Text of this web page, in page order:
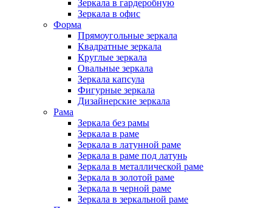
Зеркала в гардеробную
Зеркала в офис
Форма
Прямоугольные зеркала
Квадратные зеркала
Круглые зеркала
Овальные зеркала
Зеркала капсула
Фигурные зеркала
Дизайнерские зеркала
Рама
Зеркала без рамы
Зеркала в раме
Зеркала в латунной раме
Зеркала в раме под латунь
Зеркала в металлической раме
Зеркала в золотой раме
Зеркала в черной раме
Зеркала в зеркальной раме